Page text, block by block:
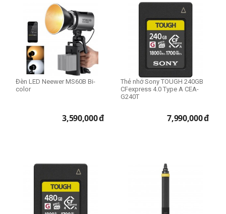
Đèn LED Neewer MS60B Bi-
color
3,590,000đ
Thẻ nhớ Sony TOUGH 240GB
CFexpress 4.0 Type A CEA-
G240T
7,990,000đ